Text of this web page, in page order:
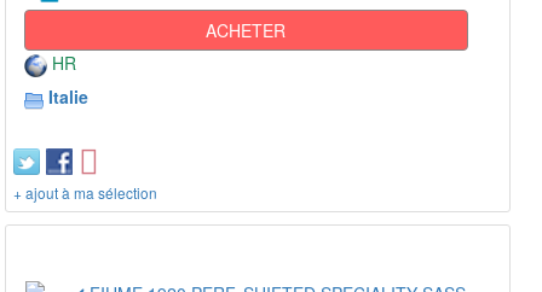
ACHETER
HR
Italie
+ ajout à ma sélection